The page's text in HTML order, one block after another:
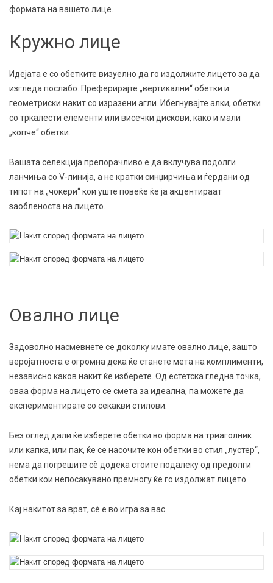
формата на вашето лице.
Кружно лице
Идејата е со обетките визуелно да го издолжите лицето за да
изгледа послабо. Преферирајте „вертикални“ обетки и
геометриски накит со изразени агли. Ибегнувајте алки, обетки
со тркалести елементи или висечки дискови, како и мали
„копче“ обетки.
Вашата селекција препорачливо е да вклучува подолги
ланчиња со V-линија, а не кратки синџирчиња и ѓердани од
типот на „чокери“ кои уште повеќе ќе ја акцентираат
заобленоста на лицето.
Овално лице
Задоволно насмевнете се доколку имате овално лице, зашто
веројатноста е огромна дека ќе станете мета на комплименти,
независно каков накит ќе изберете. Од естетска гледна точка,
оваа форма на лицето се смета за идеална, па можете да
експериментирате со секакви стилови.
Без оглед дали ќе изберете обетки во форма на триаголник
или капка, или пак, ќе се насочите кон обетки во стил „лустер“,
нема да погрешите сè додека стоите подалеку од предолги
обетки кои непосакувано премногу ќе го издолжат лицето.
Кај накитот за врат, сè е во игра за вас.